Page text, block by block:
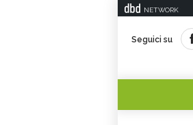
NETWORK
Seguici su